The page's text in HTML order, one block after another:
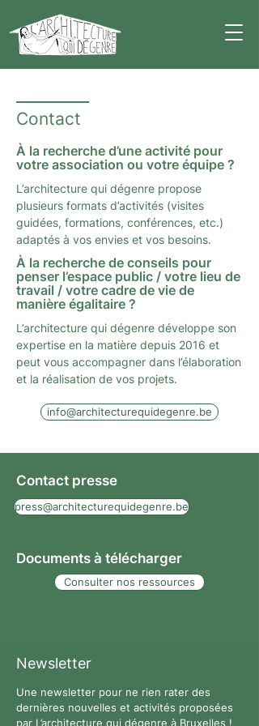
Contact
À la recherche d’une activité pour
votre association ou votre équipe ?
L’architecture qui dégenre propose
plusieurs formats d’activités (visites
guidées, formations, conférences, etc.)
adaptés à vos envies et vos besoins.
À la recherche de conseils pour
penser l’espace public / votre lieu de
travail / votre cadre de vie de
manière égalitaire ?
L’architecture qui dégenre développe son
expertise en la matière depuis 2016 et
peut vous accompagner dans l’élaboration
et la réalisation de vos projets.
info@architecturequidegenre.be
Contact presse
press@architecturequidegenre.be
Documents à télécharger
Consulter nos ressources
Newsletter
Une newsletter pour ne rien rater des
dernières nouvelles et activités proposées
par L’architecture qui dégenre à Bruxelles !